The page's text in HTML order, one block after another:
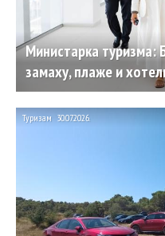
Министарка туризма:
замаху, плаже и
Туризам 30.07.2026.